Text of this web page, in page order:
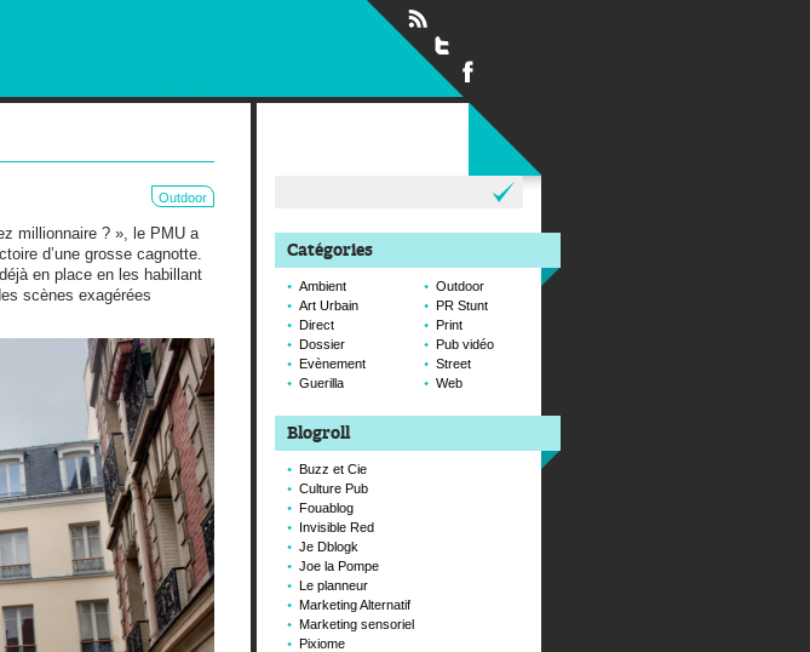
Outdoor
millionnaire ? », le PMU a
d’une grosse cagnotte.
en place en les habillant
scènes exagérées
Catégories
Ambient
Art Urbain
Direct
Dossier
Evènement
Guerilla
Outdoor
PR Stunt
Print
Pub vidéo
Street
Web
Blogroll
Buzz et Cie
Culture Pub
Fouablog
Invisible Red
Je Dblogk
Joe la Pompe
Le planneur
Marketing Alternatif
Marketing sensoriel
Pixiome